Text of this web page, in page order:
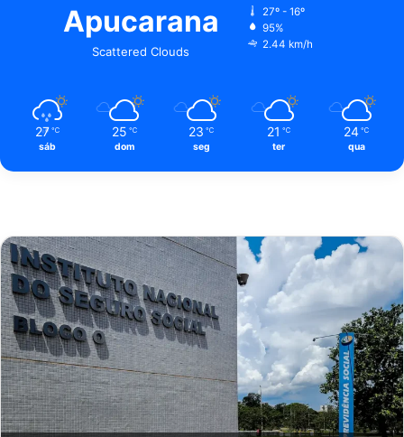
Apucarana
Scattered Clouds
27º - 16º
95%
2.44 km/h
27 ℃
sáb
25 ℃
dom
23 ℃
seg
21 ℃
ter
24 ℃
qua